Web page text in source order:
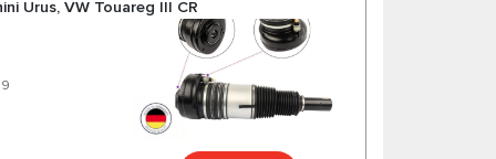
Urus, VW Touareg III CR